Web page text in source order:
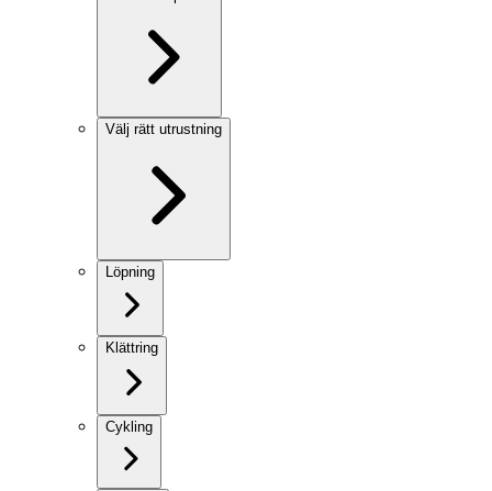
Välj rätt utrustning
Löpning
Klättring
Cykling